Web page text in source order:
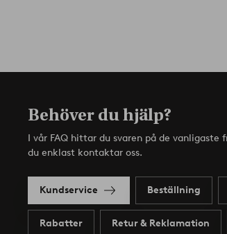
Behöver du hjälp?
I vår FAQ hittar du svaren på de
du enklast kontaktar oss.
Kundservice Beställning
Rabatter Retur & Reklamation